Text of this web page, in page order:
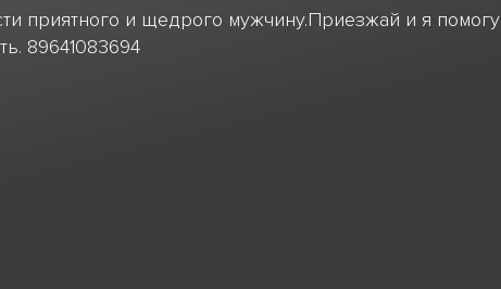
приятного и щедрого мужчину.Приезжай и я помогу
89641083694